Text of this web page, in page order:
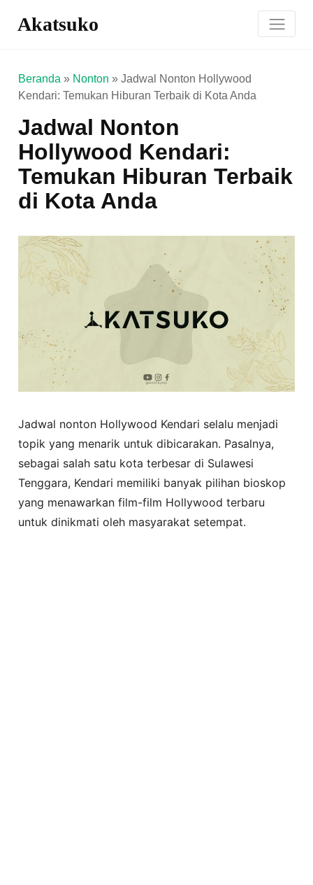
Akatsuko
Beranda » Nonton »Jadwal Nonton Hollywood
Kendari: Temukan Hiburan Terbaik di Kota Anda
Jadwal Nonton
Hollywood Kendari:
Temukan Hiburan Terbaik
di Kota Anda
Jadwal nonton Hollywood Kendari selalu menjadi
topik yang menarik untuk dibicarakan. Pasalnya,
sebagai salah satu kota terbesar di Sulawesi
Tenggara, Kendari memiliki banyak pilihan bioskop
yang menawarkan film-film Hollywood terbaru
untuk dinikmati oleh masyarakat setempat.